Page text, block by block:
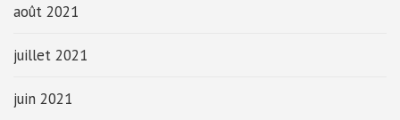
août 2021
juillet 2021
juin 2021